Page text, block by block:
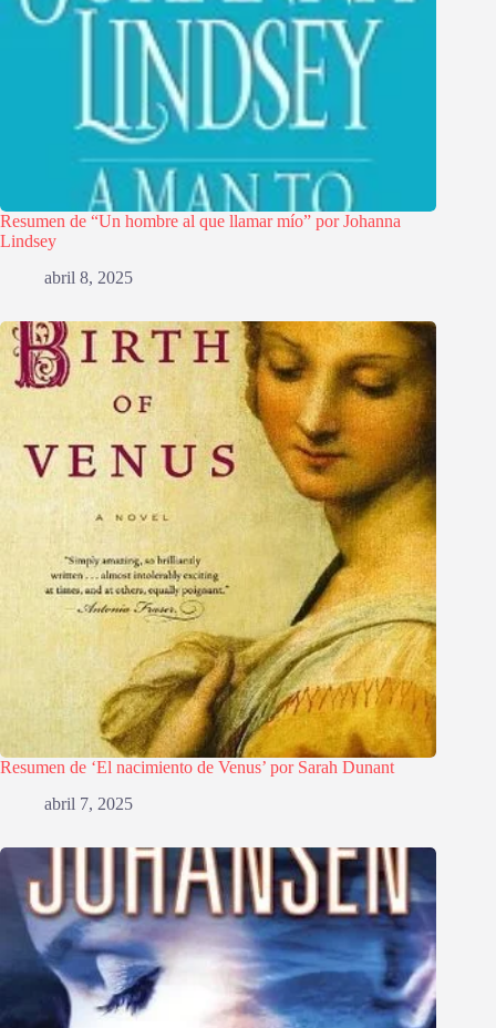
Resumen de “Un hombre al que llamar mío” por Johanna
Lindsey
abril 8, 2025
Resumen de ‘El nacimiento de Venus’ por Sarah Dunant
abril 7, 2025